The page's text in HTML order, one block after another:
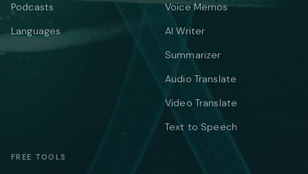
Podcasts
Languages
Voice Memos
AI Writer
Summarizer
Audio Translate
Video Translate
Text to Speech
FREE TOOLS